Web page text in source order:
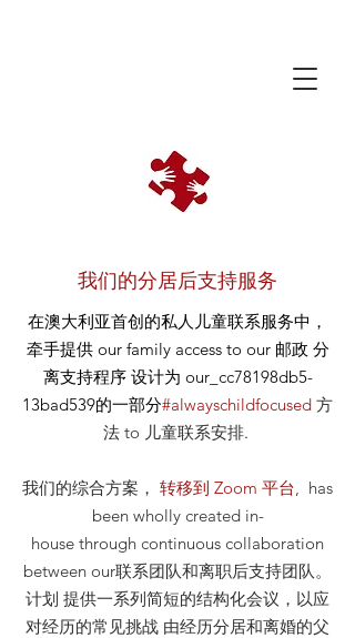
我们的分居后支持服务
在澳大利亚首创的私人儿童联系服务中，
牵手提供 our family access to our 邮政 分
离支持程序 设计为 our_cc78198db5-
13bad539的一部分#alwayschildfocused 方
法to 儿童联系安排.
我们的综合方案， 转移到 Zoom 平台, has
been wholly created in-
house through continuous collaboration
between our联系团队和离职后支持团队。
计划 提供一系列简短的结构化会议，以应
对经历的常见挑战 由经历分居和离婚的父